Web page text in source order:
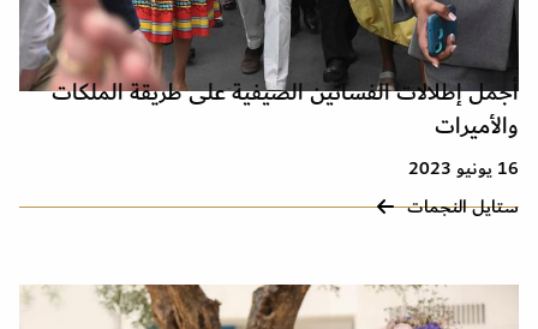
أجمل إطلالات الفساتين الصيفية على طريقة الملكات
والأميرات
16 يونيو 2023
ستايل النجمات